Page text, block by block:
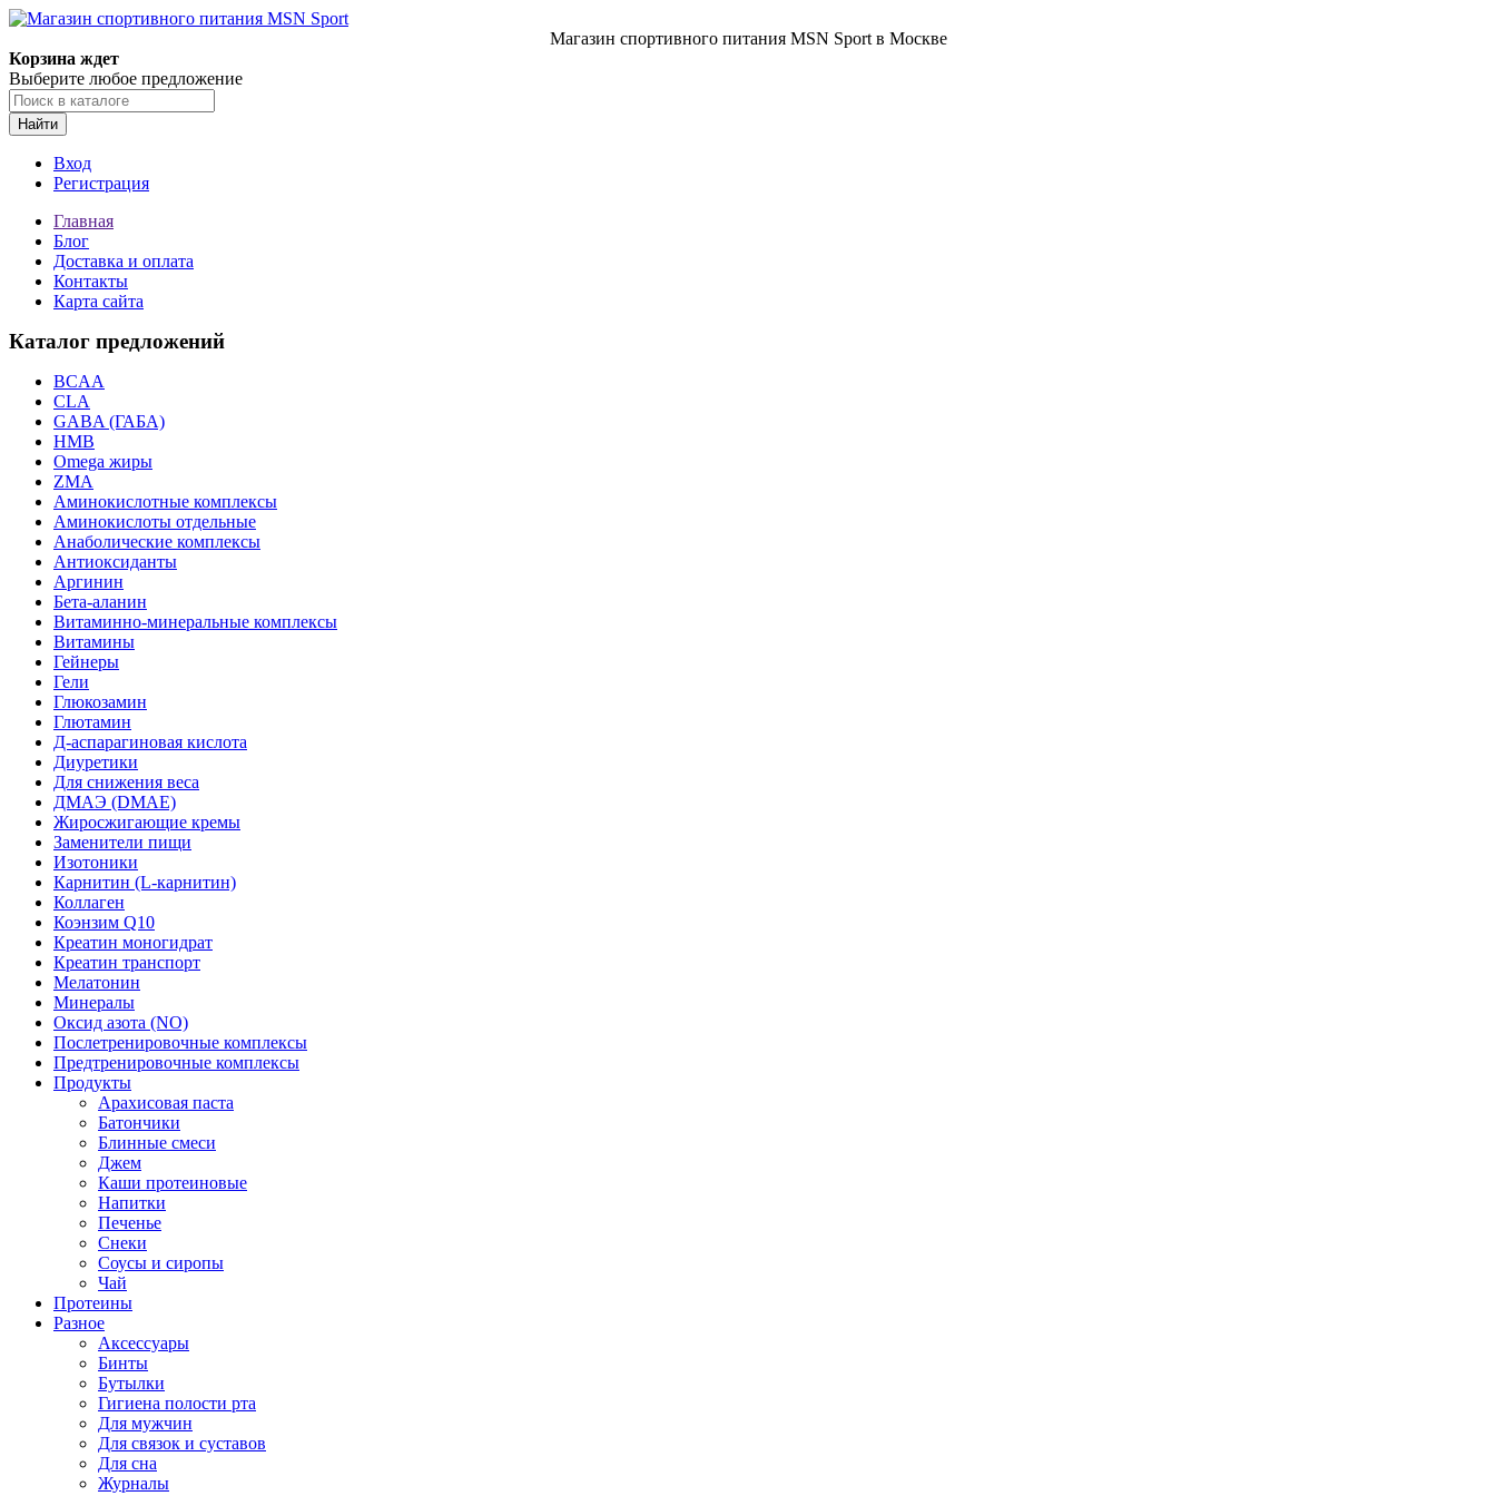
Магазин спортивного питания MSN Sport в Москве
Корзина ждет
Выберите любое предложение
Найти
Вход
Регистрация
Главная
Блог
Доставка и оплата
Контакты
Карта сайта
Каталог предложений
BCAA
CLA
GABA (ГАБА)
HMB
Omega жиры
ZMA
Аминокислотные комплексы
Аминокислоты отдельные
Анаболические комплексы
Антиоксиданты
Аргинин
Бета-аланин
Витаминно-минеральные комплексы
Витамины
Гейнеры
Гели
Глюкозамин
Глютамин
Д-аспарагиновая кислота
Диуретики
Для снижения веса
ДМАЭ (DMAE)
Жиросжигающие кремы
Заменители пищи
Изотоники
Карнитин (L-карнитин)
Коллаген
Коэнзим Q10
Креатин моногидрат
Креатин транспорт
Мелатонин
Минералы
Оксид азота (NO)
Послетренировочные комплексы
Предтренировочные комплексы
Продукты
Арахисовая паста
Батончики
Блинные смеси
Джем
Каши протеиновые
Напитки
Печенье
Снеки
Соусы и сиропы
Чай
Протеины
Разное
Аксессуары
Бинты
Бутылки
Гигиена полости рта
Для мужчин
Для связок и суставов
Для сна
Журналы